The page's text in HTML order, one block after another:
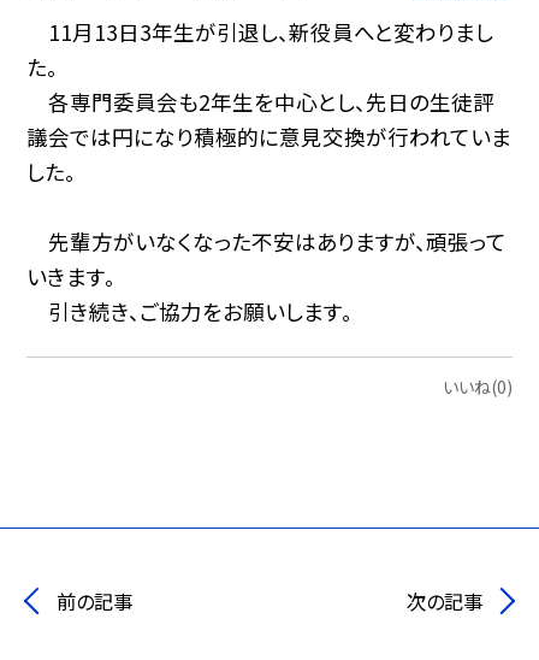
11月13日3年生が引退し、新役員へと変わりまし
た。
各専門委員会も2年生を中心とし、先日の生徒評
議会では円になり積極的に意見交換が行われていま
した。
先輩方がいなくなった不安はありますが、頑張って
いきます。
引き続き、ご協力をお願いします。
いいね(0)
前の記事 次の記事